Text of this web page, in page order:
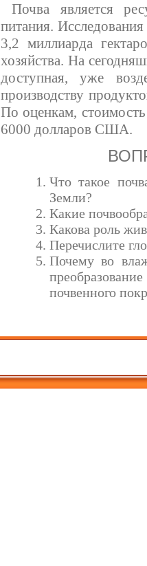
Почва является
питания.
3,2 миллиарда
хозяйства. На
доступная, уже
производству
По оценкам,
6000 долларов США.
Что такое
Земли?
Какие
Какова роль
Перечислите
Почему во
почвенного